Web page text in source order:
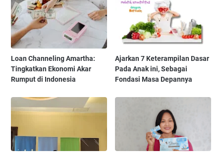
Loan Channeling Amartha:
Tingkatkan Ekonomi Akar
Rumput di Indonesia
Ajarkan 7 Keterampilan Dasar
Pada Anak ini, Sebagai
Fondasi Masa Depannya